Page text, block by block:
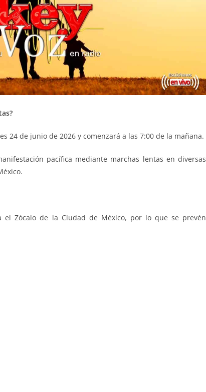
24 de junio de 2026 y comenzará a las 7:00 de la mañana.
pacífica mediante marchas lentas en diversas
el Zócalo de la Ciudad de México, por lo que se prevén